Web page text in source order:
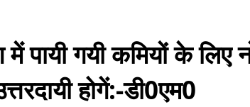
में पायी गयी कमियों के
होगें:-डी0एम0